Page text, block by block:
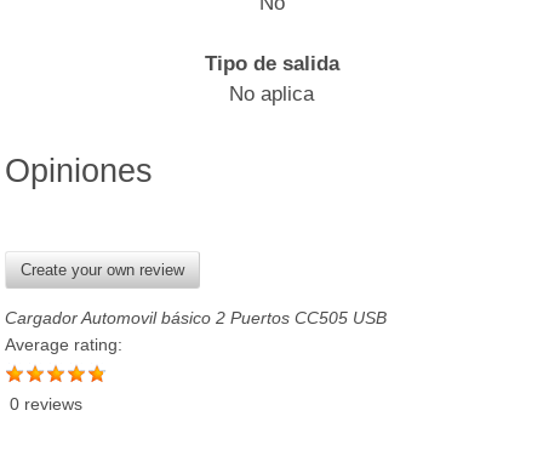
Tipo de salida
No aplica
Opiniones
Create your own review
Cargador Automovil básico 2 Puertos CC505 USB
Average rating:
0 reviews